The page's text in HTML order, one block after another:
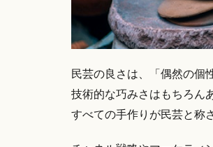
民芸の良さは、「偶然の個
技術的な巧みさはもちろん
すべての手作りが民芸と称